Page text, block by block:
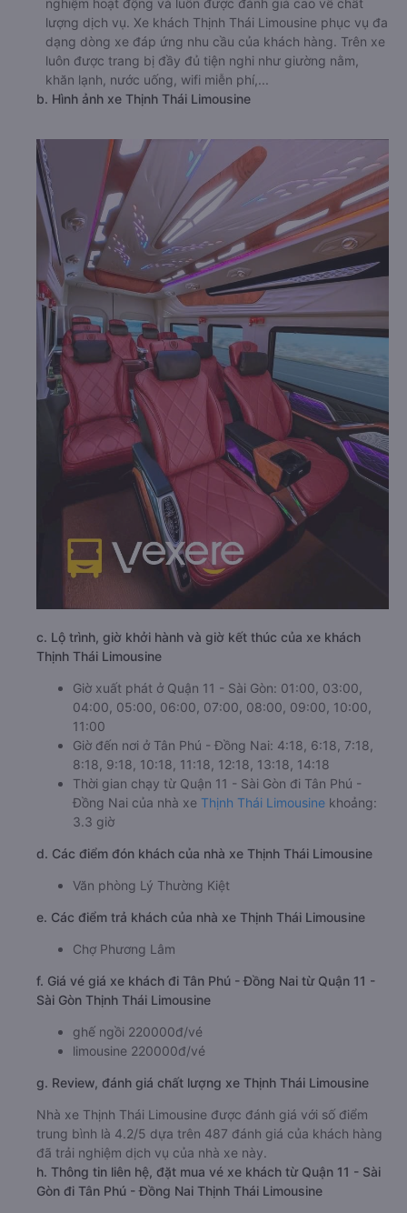
lượng dịch vụ. Xe khách Thịnh Thái Limousine phục vụ đa
dạng dòng xe đáp ứng nhu cầu của khách hàng. Trên xe
luôn được trang bị đầy đủ tiện nghi như giường nằm,
khăn lạnh, nước uống, wifi miễn phí,...
b. Hình ảnh xe Thịnh Thái Limousine
c. Lộ trình, giờ khởi hành và giờ kết thúc của xe khách
Thịnh Thái Limousine
Giờ xuất phát ở Quận 11 - Sài Gòn: 01:00, 03:00,
04:00, 05:00, 06:00, 07:00, 08:00, 09:00, 10:00,
11:00
Giờ đến nơi ở Tân Phú - Đồng Nai: 4:18, 6:18, 7:18,
8:18, 9:18, 10:18, 11:18, 12:18, 13:18, 14:18
Thời gian chạy từ Quận 11 - Sài Gòn đi Tân Phú -
Đồng Nai của nhà xe Thịnh Thái Limousine khoảng:
3.3 giờ
d. Các điểm đón khách của nhà xe Thịnh Thái Limousine
Văn phòng Lý Thường Kiệt
e. Các điểm trả khách của nhà xe Thịnh Thái Limousine
Chợ Phương Lâm
f. Giá vé giá xe khách đi Tân Phú - Đồng Nai từ Quận 11 -
Sài Gòn Thịnh Thái Limousine
ghế ngồi 220000đ/vé
limousine 220000đ/vé
g. Review, đánh giá chất lượng xe Thịnh Thái Limousine
Nhà xe Thịnh Thái Limousine được đánh giá với số điểm
trung bình là 4.2/5 dựa trên 487 đánh giá của khách hàng
đã trải nghiệm dịch vụ của nhà xe này.
h. Thông tin liên hệ, đặt mua vé xe khách từ Quận 11 - Sài
Gòn đi Tân Phú - Đồng Nai Thịnh Thái Limousine